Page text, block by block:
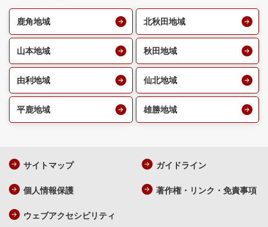
鹿角地域 北秋田地域
山本地域 秋田地域
由利地域 仙北地域
平鹿地域 雄勝地域
サイトマップ ガイドライン
個人情報保護 著作権・リンク・免責事項
ウェブアクセシビリティ